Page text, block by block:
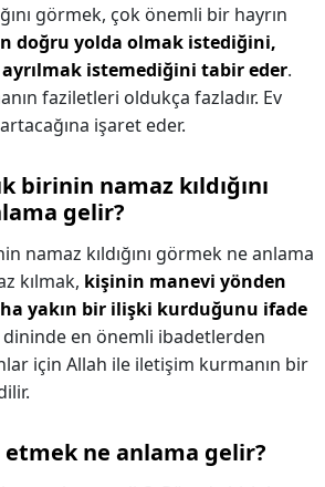
görmek, çok önemli bir hayrın
doğru yolda olmak istediğini,
istemediğini tabir eder.
faziletleri oldukça fazladır. Ev
işaret eder.
birinin namaz kıldığını
gelir?
namaz kıldığını görmek ne anlama
kılmak, kişinin manevi yönden
yakın bir ilişki kurduğunu ifade
dininde en önemli ibadetlerden
için Allah ile iletişim kurmanın bir
etmek ne anlama gelir?